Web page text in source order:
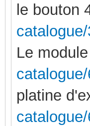
le bouton
Le
platine